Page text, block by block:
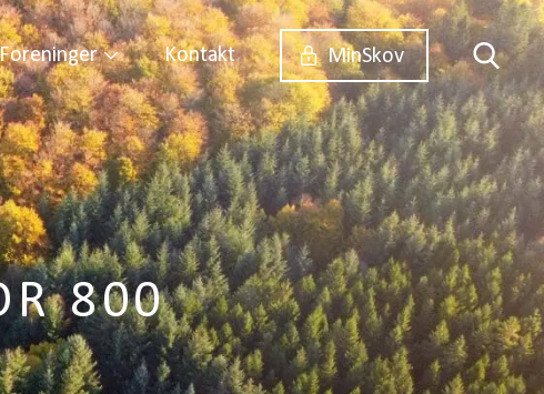
Foreninger Kontakt MinSkov
800